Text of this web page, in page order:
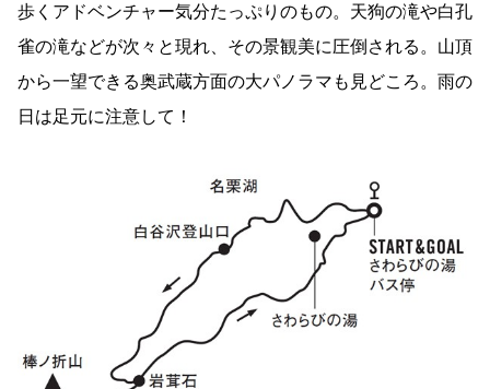
歩くアドベンチャー気分たっぷりのもの。天狗の滝や白孔
雀の滝などが次々と現れ、その景観美に圧倒される。山頂
から一望できる奥武蔵方面の大パノラマも見どころ。雨の
日は足元に注意して！